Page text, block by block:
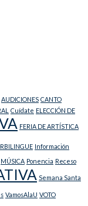
AUDICIONES CANTO
Cuídate ELECCIÓN DE
FERIA DE ARTÍSTICA
Información
MÚSICA Ponencia Receso
Semana Santa
VamosAlaU VOTO